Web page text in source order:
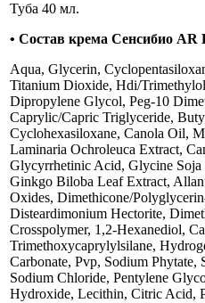
Туба 40 мл.
• Состав крема Сенсибио AR
Aqua, Glycerin,
Titanium Dioxide, Hdi/
Dipropylene Glycol, Peg-10
Caprylic/Capric Triglyceride,
Cyclohexasiloxane, Canola Oil,
Laminaria Ochroleuca Extract,
Glycyrrhetinic Acid, Glycine Soja
Ginkgo Biloba Leaf Extract,
Oxides, Dimethicone/
Disteardimonium Hectorite,
Crosspolymer, 1,2-Hexanediol,
Trimethoxycaprylylsilane,
Carbonate, Pvp, Sodium Phytate,
Sodium Chloride, Pentylene
Hydroxide, Lecithin, Citric Acid,